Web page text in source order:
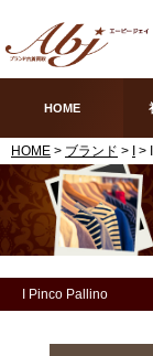
HOME
HOME > ブランド > >
I Pinco Pallino